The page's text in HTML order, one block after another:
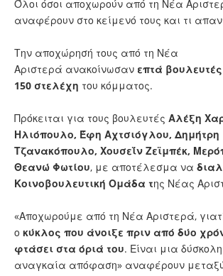
Όλοι όσοι αποχωρούν από τη Νέα
αναφέρουν στο κείμενό τους και τι
Την αποχώρησή τους από τη Νέα
Αριστερά ανακοίνωσαν επτά
150 στελέχη του κόμματος.
Πρόκειται για τους βουλευτές Αλέξη
Ηλιόπουλο, Έφη Αχτσιόγλου, Δημήτρη
Τζανακόπουλο, Χουσεΐν Ζεϊμπέκ,
Θεανώ Φωτίου, με αποτέλεσμα να
Κοινοβουλευτική Ομάδα της Νέας
«Αποχωρούμε από τη Νέα Αριστερά,
ο κύκλος που άνοιξε πριν από δύο
φτάσει στα όριά του. Είναι μια
αναγκαία απόφαση» αναφέρουν